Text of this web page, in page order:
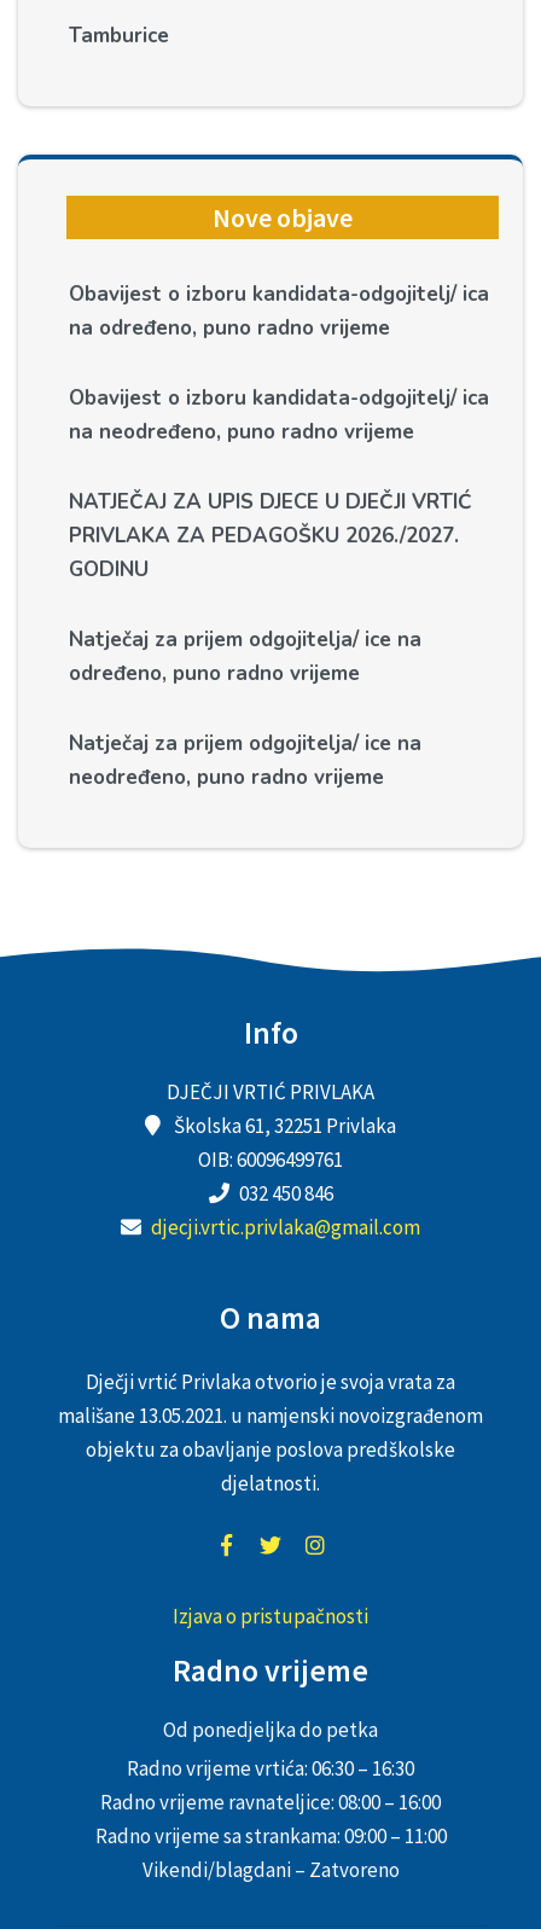
Tamburice
Nove objave
Obavijest o izboru kandidata-odgojitelj/ ica
na određeno, puno radno vrijeme
Obavijest o izboru kandidata-odgojitelj/ ica
na neodređeno, puno radno vrijeme
NATJEČAJ ZA UPIS DJECE U DJEČJI VRTIĆ
PRIVLAKA ZA PEDAGOŠKU 2026./2027.
GODINU
Natječaj za prijem odgojitelja/ ice na
određeno, puno radno vrijeme
Natječaj za prijem odgojitelja/ ice na
neodređeno, puno radno vrijeme
Info
DJEČJI VRTIĆ PRIVLAKA
Školska 61, 32251 Privlaka
OIB: 60096499761
032 450 846
djecji.vrtic.privlaka@gmail.com
O nama
Dječji vrtić Privlaka otvorio je svoja vrata za
mališane 13.05.2021. u namjenski novoizgrađenom
objektu za obavljanje poslova predškolske
djelatnosti.
Izjava o pristupačnosti
Radno vrijeme
Od ponedjeljka do petka
Radno vrijeme vrtića: 06:30 – 16:30
Radno vrijeme ravnateljice: 08:00 – 16:00
Radno vrijeme sa strankama: 09:00 – 11:00
Vikendi/blagdani – Zatvoreno